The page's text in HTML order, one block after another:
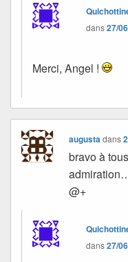
dans27/
Merci, Angel !
augustadans
bravo à
@+
dans27/